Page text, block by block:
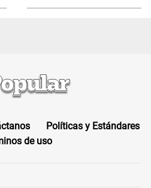
sufrir una "emergencia médica"
Políticas y Estándares
de uso